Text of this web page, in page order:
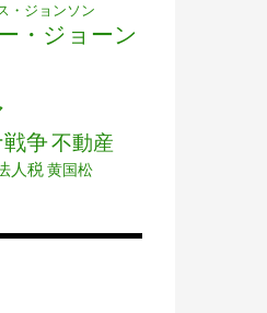
・ジョンソン
・ジョーン
争不動産
人税黄国松